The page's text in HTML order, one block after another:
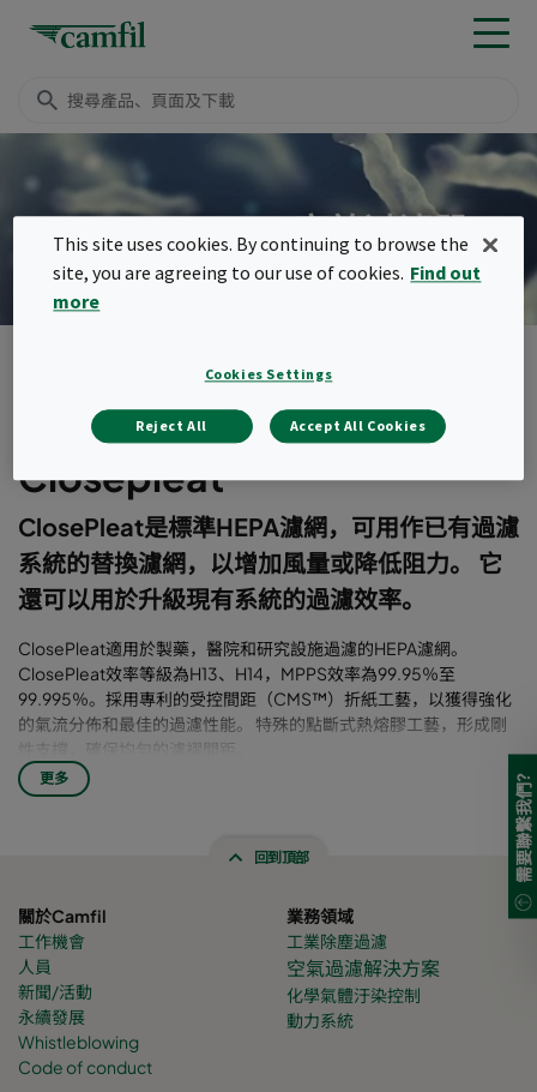
CLOSEPLEAT高效过滤器
Closepleat
ClosePleat是標準HEPA濾網，可用作已有過濾
系統的替換濾網，以增加風量或降低阻力。 它
還可以用於升級現有系統的過濾效率。
ClosePleat適用於製藥，醫院和研究設施過濾的HEPA濾網。
ClosePleat效率等級為H13、H14，MPPS效率為99.95％至
99.995％。採用專利的受控間距（CMS™）折紙工藝，以獲得強化
的氣流分佈和最佳的過濾性能。 特殊的點斷式熱熔膠工藝，形成剛
性支撐，確保均勻的濾褶間距。
濾紙與模組的濾網框架採用固體聚氨酯密封膠，多種框架材質可
選。濾芯與濾網框架通過聚氨酯密封。
更多
回到頂部
關於Camfil
工作機會
人員
新聞/活動
永續發展
Whistleblowing
Code of conduct
業務領域
工業除塵過濾
空氣過濾解決方案
化學氣體汙染控制
動力系統
需要聯繫我們?
This site uses cookies. By continuing to browse the
site, you are agreeing to our use of cookies. Find out
more
Cookies Settings
Reject All Accept All Cookies